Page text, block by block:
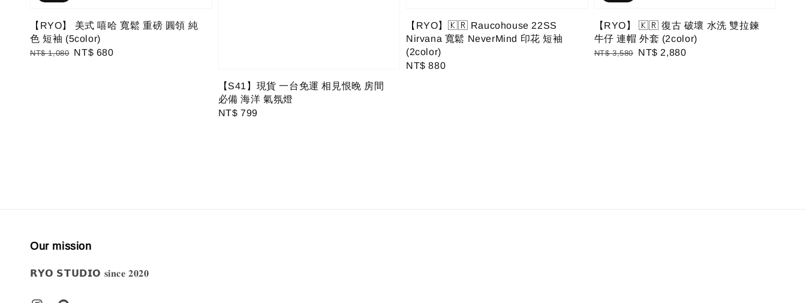
【RYO】 美式 嘻哈 寬鬆 重磅 圓領 純
色 短袖 (5color)
Regular
NT$ 1,080 Sale
NT$ 680
【S41】現貨 一台免運 相見恨晚 房間
必備 海洋 氣氛燈
Regular
NT$ 799
【RYO】🇰🇷 Raucohouse 22SS
Nirvana 寬鬆 NeverMind 印花 短袖
(2color)
Regular
NT$ 880
【RYO】 🇰🇷 復古 破壞 水洗 雙拉鍊
牛仔 連帽 外套 (2color)
Regular
NT$ 3,580
Sale
NT$ 2,880
Our mission
𝗥𝗬𝗢 𝗦𝗧𝗨𝗗𝗜𝗢 𝐬𝐢𝐧𝐜𝐞 𝟐𝟎𝟐𝟎